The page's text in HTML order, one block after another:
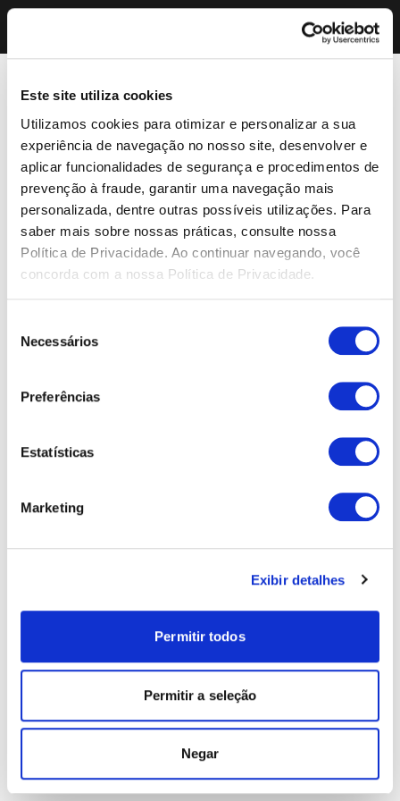
Este site utiliza cookies
Utilizamos cookies para otimizar e personalizar a sua
experiência de navegação no nosso site, desenvolver e
aplicar funcionalidades de segurança e procedimentos de
prevenção à fraude, garantir uma navegação mais
personalizada, dentre outras possíveis utilizações. Para
saber mais sobre nossas práticas, consulte nossa
Política de Privacidade. Ao continuar navegando, você
concorda com a nossa Política de Privacidade.
Necessários
Preferências
Estatísticas
Marketing
Exibir detalhes
Permitir todos
Permitir a seleção
Negar